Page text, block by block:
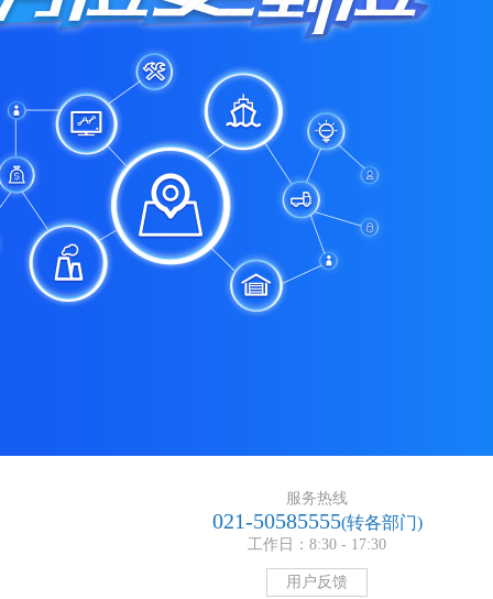
服务热线
021-50585555(转各部门)
工作日：8:30 - 17:30
用户反馈